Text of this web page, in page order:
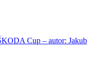
Cup – autor: Jakub